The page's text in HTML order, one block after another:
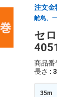
注文金
離島、
セ
商品番
長さ :
35m